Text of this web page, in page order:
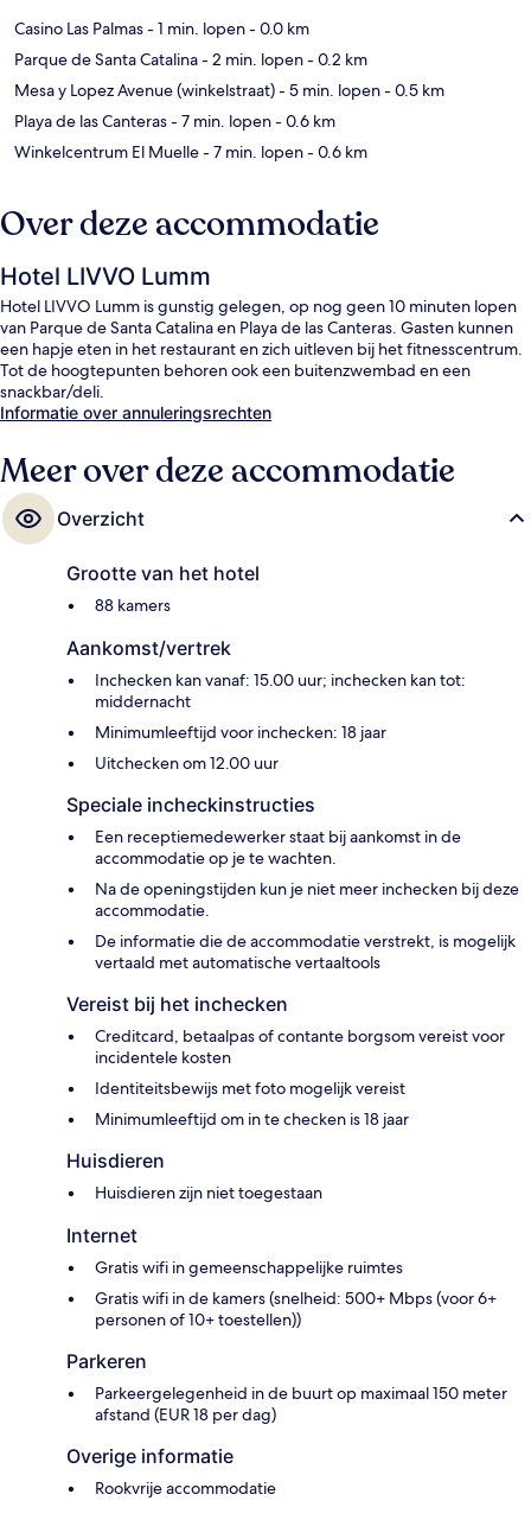
Casino Las Palmas- 1 min. lopen- 0.0 km
Parque de Santa Catalina- 2 min. lopen- 0.2 km
Mesa y Lopez Avenue (winkelstraat)- 5 min. lopen- 0.5 km
Playa de las Canteras- 7 min. lopen- 0.6 km
Winkelcentrum El Muelle- 7 min. lopen- 0.6 km
Over deze accommodatie
Hotel LIVVO Lumm
Hotel LIVVO Lumm is gunstig gelegen, op nog geen 10 minuten lopen
van Parque de Santa Catalina en Playa de las Canteras. Gasten kunnen
een hapje eten in het restaurant en zich uitleven bij het fitnesscentrum.
Tot de hoogtepunten behoren ook een buitenzwembad en een
snackbar/deli.
Informatie over annuleringsrechten
Meer over deze accommodatie
Overzicht
Grootte van het hotel
88 kamers
Aankomst/vertrek
Inchecken kan vanaf: 15.00 uur; inchecken kan tot:
middernacht
Minimumleeftijd voor inchecken: 18 jaar
Uitchecken om 12.00 uur
Speciale incheckinstructies
Een receptiemedewerker staat bij aankomst in de
accommodatie op je te wachten.
Na de openingstijden kun je niet meer inchecken bij deze
accommodatie.
De informatie die de accommodatie verstrekt, is mogelijk
vertaald met automatische vertaaltools
Vereist bij het inchecken
Creditcard, betaalpas of contante borgsom vereist voor
incidentele kosten
Identiteitsbewijs met foto mogelijk vereist
Minimumleeftijd om in te checken is 18 jaar
Huisdieren
Huisdieren zijn niet toegestaan
Internet
Gratis wifi in gemeenschappelijke ruimtes
Gratis wifi in de kamers (snelheid: 500+ Mbps (voor 6+
personen of 10+ toestellen))
Parkeren
Parkeergelegenheid in de buurt op maximaal 150 meter
afstand (EUR 18 per dag)
Overige informatie
Rookvrije accommodatie